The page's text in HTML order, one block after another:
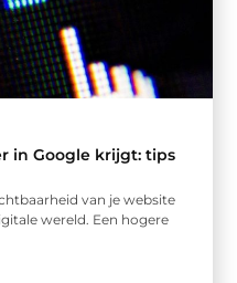
in Google krijgt: tips
van je website
wereld. Een hogere